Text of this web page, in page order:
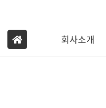
회사소개